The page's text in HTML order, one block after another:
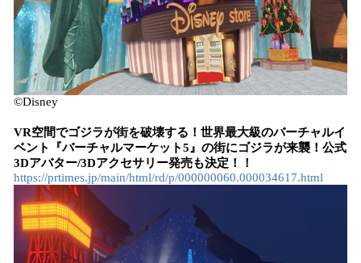
©Disney
VR空間でゴジラが街を破壊する！世界最大級のバーチャルイ
ベント『バーチャルマーケット5』の街にゴジラが来襲！公式
3Dアバター/3Dアクセサリー発売も決定！！
https://prtimes.jp/main/html/rd/p/000000060.000034617.html